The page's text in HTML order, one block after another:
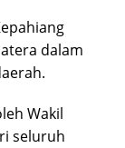
dalam
Wakil
seluruh